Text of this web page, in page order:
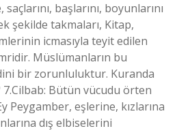
başlarını, boyunlarını
şekilde takmaları, Kitap,
icmasıyla teyit edilen
Müslümanların bu
bir zorunluluktur. Kuranda
7.Cilbab: Bütün vücudu örten
Peygamber, eşlerine, kızlarına
dış elbiselerini